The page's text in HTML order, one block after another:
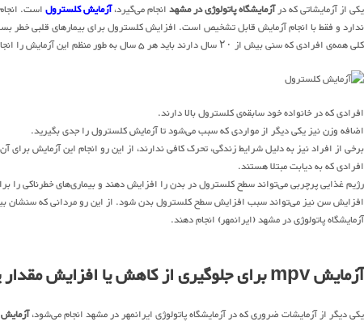
یکی از آزمایشاتی که درآزمایشگاه پاتولوژی در مشهدانجام می‌گیرد،آزمایش کلسترولاست.
ندارد و فقط با انجام آزمایش قابل تشخیص است. افزایش کلسترول برای بیمار‌های قلبی خطر
کلی همه‌ی افرادی که سنی بیش از ۲۰ سال دارند باید هر ۵ سال به طور منظم این آزمایش را انجام دهند. برخی از افراد نیز باید انجام آزمایش کلسترول را بیش از سایرین جدی بگیرند.
افرادی که در خانواده خود سابقه‌ی کلسترول بالا دارند.
اضافه وزن نیز یکی دیگر از مواردی که سبب می‌شود تا آزمایش کلسترول را جدی بگیرید.
برخی از افراد نیز به دلیل شرایط زندگی، تحرک کافی ندارند، از این رو انجام این آزمایش برای
افرادی که به دیابت مبتلا هستند.
رژیم غذایی پرچربی می‌تواند سطح کلسترول در بدن را افزایش دهند و بیماری‌های خطرناکی را
آزمایشگاه پاتولوژی در مشهد (ایرانمهر) انجام دهند.
آزمایش mpv برای جلوگیری از کاهش یا افزایش مقدار پلاکت‌های خون
یکی دیگر از آزمایشات ضروری که در آزمایشگاه پاتولوژی ایرانمهر در مشهد انجام می‌شود،آزمایش